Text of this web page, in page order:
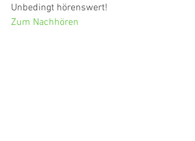
Unbedingt hörenswert!
Zum Nachhören